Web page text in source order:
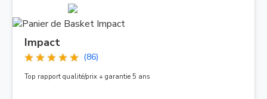
Impact
(86)
Top rapport qualité/prix + garantie 5 ans